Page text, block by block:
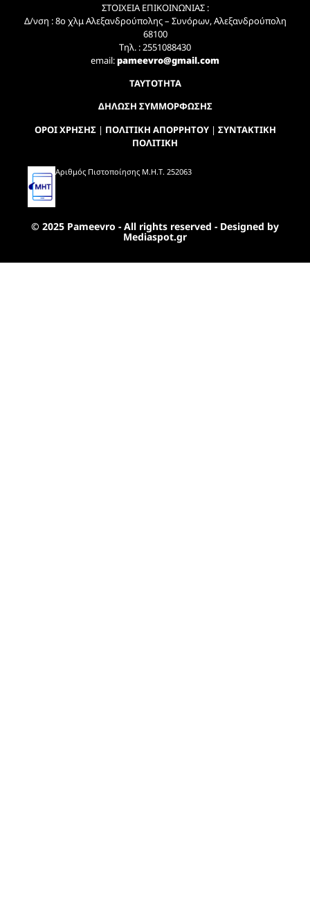
ΣΤΟΙΧΕΙΑ ΕΠΙΚΟΙΝΩΝΙΑΣ :
Δ/νση : 8ο χλμ Αλεξανδρούπολης – Συνόρων, Αλεξανδρούπολη
68100
Τηλ. : 2551088430
email:pameevro@gmail.com
ΤΑΥΤΟΤΗΤΑ
ΔΗΛΩΣΗ ΣΥΜΜΟΡΦΩΣΗΣ
ΟΡΟΙ ΧΡΗΣΗΣ| ΠΟΛΙΤΙΚΗ ΑΠΟΡΡΗΤΟΥ| ΣΥΝΤΑΚΤΙΚΗ
ΠΟΛΙΤΙΚΗ
Αριθμός Πιστοποίησης Μ.Η.Τ. 252063
© 2025 Pameevro - All rights reserved - Designed by
Mediaspot.gr